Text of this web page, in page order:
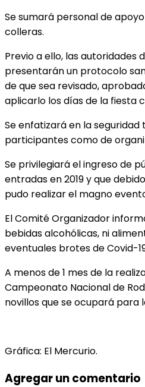
Se sumará personal de
colleras.
Previo a ello, las autoridades
presentarán un protocolo
de que sea revisado,
aplicarlo los días de la fiesta
Se enfatizará en la
participantes como de
Se privilegiará el ingreso de
entradas en 2019 y que
pudo realizar el magno
El Comité Organizador
bebidas alcohólicas, ni
eventuales brotes de Covid-
A menos de 1 mes de la
Campeonato Nacional de
novillos que se ocupará para
Gráfica: El Mercurio.
Agregar un comentario